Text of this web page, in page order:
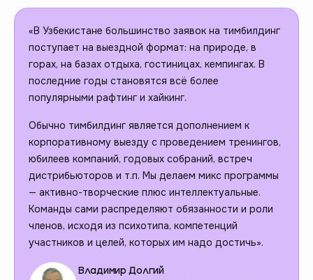
«В Узбекистане большинство заявок на тимбилдинг
поступает на выездной формат: на природе, в
горах, на базах отдыха, гостиницах, кемпингах. В
последние годы становятся всё более
популярными рафтинг и хайкинг.
Обычно тимбилдинг является дополнением к
корпоративному выезду с проведением тренингов,
юбилеев компаний, годовых собраний, встреч
дистрибьюторов и т.п. Мы делаем микс программы
— активно-творческие плюс интеллектуальные.
Команды сами распределяют обязанности и роли
членов, исходя из психотипа, компетенций
участников и целей, которых им надо достичь».
Владимир Долгий